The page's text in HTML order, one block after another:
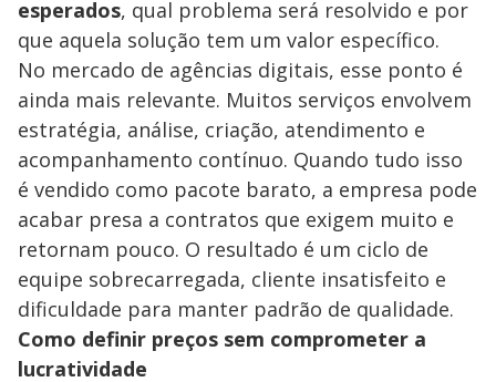
esperados, qual problema será resolvido e por
que aquela solução tem um valor específico.
No mercado de agências digitais, esse ponto é
ainda mais relevante. Muitos serviços envolvem
estratégia, análise, criação, atendimento e
acompanhamento contínuo. Quando tudo isso
é vendido como pacote barato, a empresa pode
acabar presa a contratos que exigem muito e
retornam pouco. O resultado é um ciclo de
equipe sobrecarregada, cliente insatisfeito e
dificuldade para manter padrão de qualidade.
Como definir preços sem comprometer a
lucratividade